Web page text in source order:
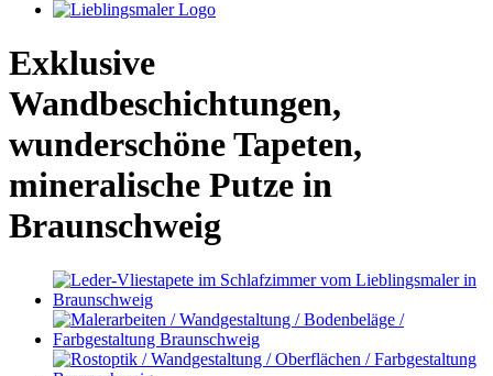
Exklusive
Wandbeschichtungen,
wunderschöne Tapeten,
mineralische Putze in
Braunschweig